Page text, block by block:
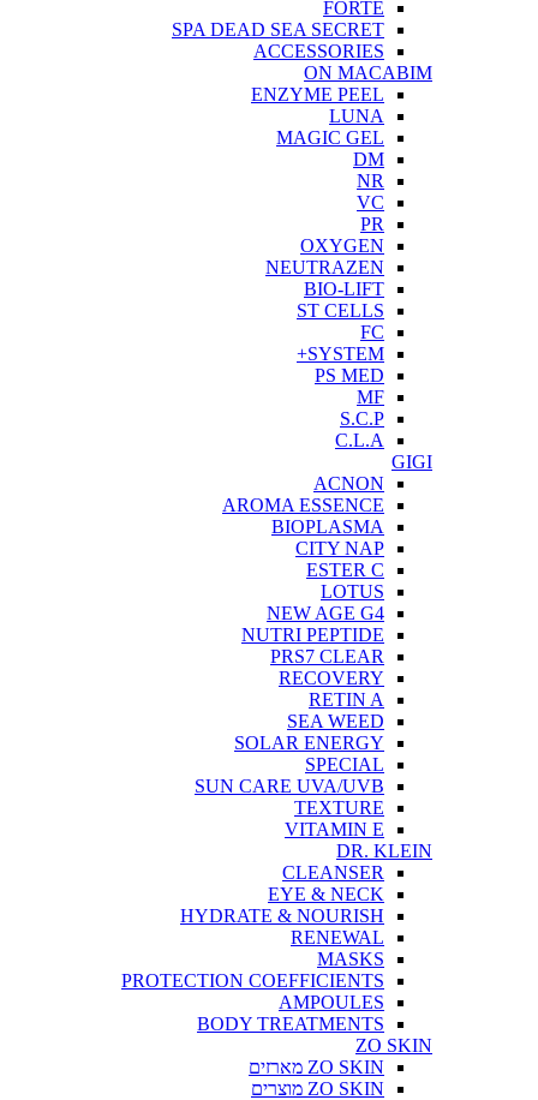
FORTE
SPA DEAD SEA SECRET
ACCESSORIES
ON MACABIM
ENZYME PEEL
LUNA
MAGIC GEL
DM
NR
VC
PR
OXYGEN
NEUTRAZEN
BIO-LIFT
ST CELLS
FC
SYSTEM+
PS MED
MF
S.C.P
C.L.A
GIGI
ACNON
AROMA ESSENCE
BIOPLASMA
CITY NAP
ESTER C
LOTUS
NEW AGE G4
NUTRI PEPTIDE
PRS7 CLEAR
RECOVERY
RETIN A
SEA WEED
SOLAR ENERGY
SPECIAL
SUN CARE UVA/UVB
TEXTURE
VITAMIN E
DR. KLEIN
CLEANSER
EYE & NECK
HYDRATE & NOURISH
RENEWAL
MASKS
PROTECTION COEFFICIENTS
AMPOULES
BODY TREATMENTS
ZO SKIN
ZO SKIN מארזים
ZO SKIN מוצרים